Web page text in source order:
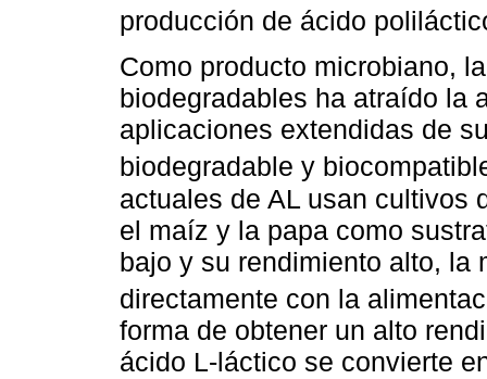
producción de ácido
Como producto microbiano,
biodegradables ha atraído la
aplicaciones extendidas de
biodegradable y
actuales de AL usan cultivos
el maíz y la papa como
bajo y su rendimiento alto, la
directamente con la
forma de obtener un alto
ácido L-láctico se convierte